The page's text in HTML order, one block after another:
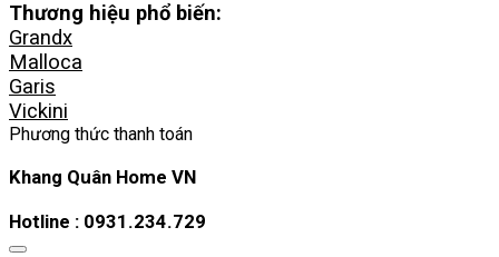
Thương hiệu phổ biến:
Grandx
Malloca
Garis
Vickini
Phương thức thanh toán
Khang Quân Home VN
Hotline : 0931.234.729